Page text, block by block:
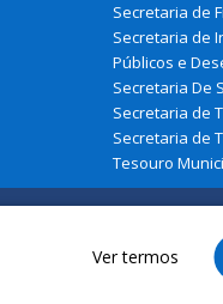
Secretaria de
Secretaria de
Públicos e
Secretaria De
Secretaria de
Secretaria de
Tesouro
à Prefeitura Municipal
Ver termos